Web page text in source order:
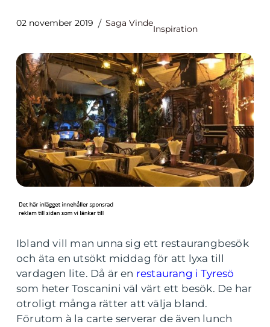
02 november 2019 Saga Vinde
Inspiration
Ibland vill man unna sig ett restaurangbesök
och äta en utsökt middag för att lyxa till
vardagen lite. Då är en restaurang i Tyresö
som heter Toscanini väl värt ett besök. De har
otroligt många rätter att välja bland.
Förutom à la carte serverar de även lunch